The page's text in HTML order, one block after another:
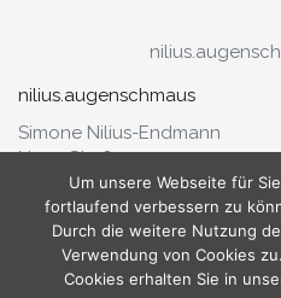
nilius.augenschmaus
Simone Nilius-Endmann
Neue Straße 1a
79341 Kenzingen
Fon 07644.9280580
Fax 07644.9280581
info@agentur-
Um unsere Webseite für
fortlaufend verbessern zu
Durch die weitere Nutzung
Verwendung von Cookies
Cookies erhalten Sie in